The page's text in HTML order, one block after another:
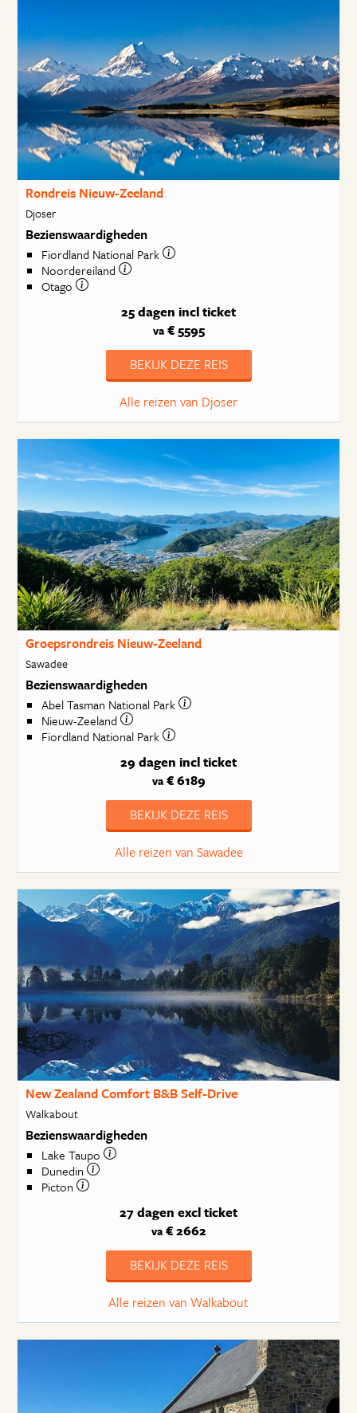
Rondreis Nieuw-Zeeland
Djoser
Bezienswaardigheden
Fiordland National Park
Noordereiland
Otago
25 dagen incl ticket
va€ 5595
BEKIJK DEZE REIS
Alle reizen van Djoser
Groepsrondreis Nieuw-Zeeland
Sawadee
Bezienswaardigheden
Abel Tasman National Park
Nieuw-Zeeland
Fiordland National Park
29 dagen incl ticket
va€ 6189
BEKIJK DEZE REIS
Alle reizen van Sawadee
New Zealand Comfort B&B Self-Drive
Walkabout
Bezienswaardigheden
Lake Taupo
Dunedin
Picton
27 dagen excl ticket
va€ 2662
BEKIJK DEZE REIS
Alle reizen van Walkabout